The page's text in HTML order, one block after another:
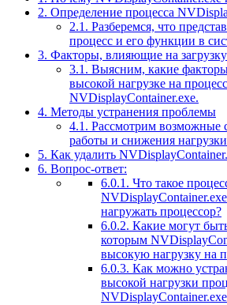
2. Определение процесса
2.1. Разберемся, что
процесс и его функции в
3. Факторы, влияющие на
3.1. Выясним, какие
высокой нагрузке на
NVDisplayContainer.exe.
4. Методы устранения проблемы
4.1. Рассмотрим возможные
работы и снижения
5. Как удалить
6. Вопрос-ответ:
6.0.1. Что такое
нагружать процессор?
6.0.2. Какие могут
которым
высокую нагрузку на
6.0.3. Как можно
высокой нагрузки